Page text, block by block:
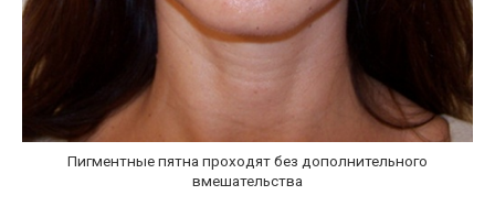
Пигментные пятна проходят без дополнительного
вмешательства